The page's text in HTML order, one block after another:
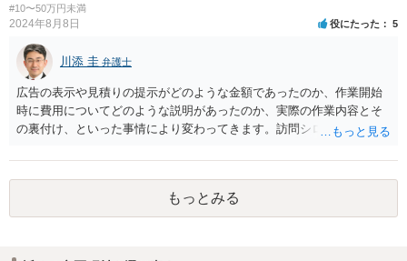
#10〜50万円未満
2024年8月8日 役にたった 5
川添 圭 弁護士
広告の表示や見積りの提示がどのような金額であったのか、作業開始
時に費用についてどのような説明があったのか、実際の作業内容とそ
の裏付け、といった事情により変わってきます。訪問シロアリ駆除と
当するのであれば、最寄りの消費生活センターへ相談された方がよい
でしょう。
もっとみる